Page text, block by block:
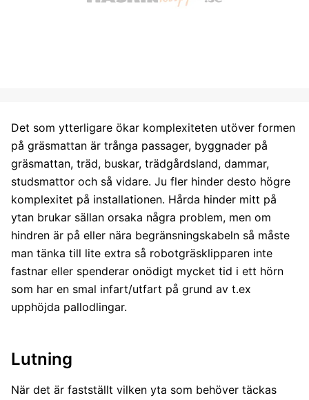
Det som ytterligare ökar komplexiteten utöver formen
på gräsmattan är trånga passager, byggnader på
gräsmattan, träd, buskar, trädgårdsland, dammar,
studsmattor och så vidare. Ju fler hinder desto högre
komplexitet på installationen. Hårda hinder mitt på
ytan brukar sällan orsaka några problem, men om
hindren är på eller nära begränsningskabeln så måste
man tänka till lite extra så robotgräsklipparen inte
fastnar eller spenderar onödigt mycket tid i ett hörn
som har en smal infart/utfart på grund av t.ex
upphöjda pallodlingar.
Lutning
När det är fastställt vilken yta som behöver täckas